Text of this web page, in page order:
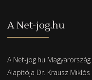
A Net-jog.hu
A Net-jog.hu
Alapítója Dr. Krausz